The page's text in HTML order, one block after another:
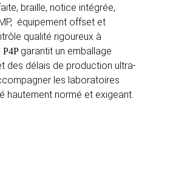
braille, notice intégrée,
équipement offset et
qualité rigoureux à
P4P garantit un emballage
des délais de production ultra-
les laboratoires
hautement normé et exigeant.